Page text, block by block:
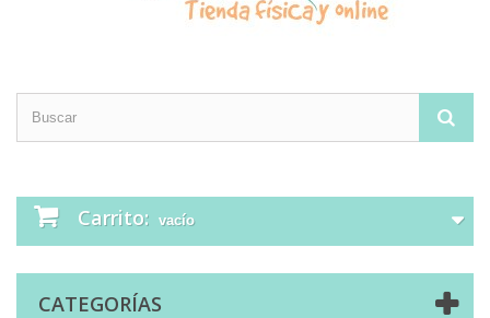
Carrito: vacío
CATEGORÍAS